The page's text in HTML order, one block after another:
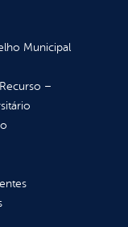
Municipal
–